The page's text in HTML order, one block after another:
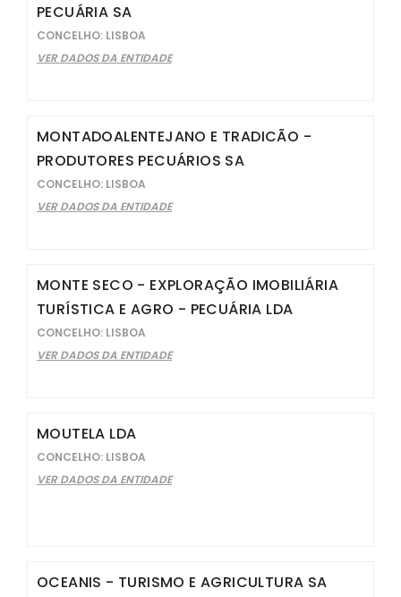
PECUÁRIA SA
CONCELHO: LISBOA
VER DADOS DA ENTIDADE
MONTADOALENTEJANO E TRADICÃO -
PRODUTORES PECUÁRIOS SA
CONCELHO: LISBOA
VER DADOS DA ENTIDADE
MONTE SECO - EXPLORAÇÃO IMOBILIÁRIA
TURÍSTICA E AGRO - PECUÁRIA LDA
CONCELHO: LISBOA
VER DADOS DA ENTIDADE
MOUTELA LDA
CONCELHO: LISBOA
VER DADOS DA ENTIDADE
OCEANIS - TURISMO E AGRICULTURA SA